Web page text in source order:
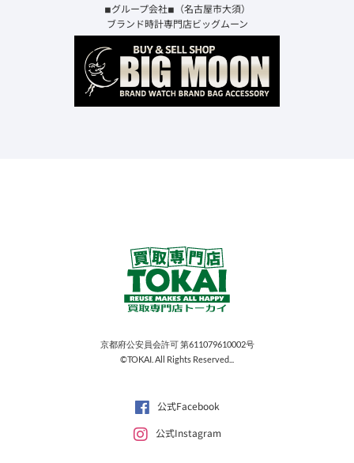
◾︎グループ会社◾︎（名古屋市大須）
ブランド時計専門店ビッグムーン
京都府公安員会許可 第611079610002号
©TOKAI. All Rights Reserved...
公式Facebook
公式Instagram